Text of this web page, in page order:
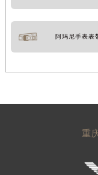
阿玛尼手表表
重